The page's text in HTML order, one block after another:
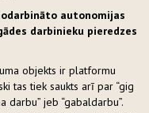
autonomijas
darbinieku pieredzes
objekts ir platformu
tas tiek saukts arī par “gig
darbu” jeb “gabaldarbu”.